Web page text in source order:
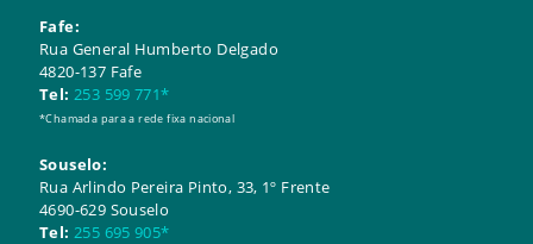
Fafe:
Rua General Humberto Delgado
4820-137 Fafe
Tel: 253 599 771*
*Chamada para a rede fixa nacional
Souselo:
​​Rua Arlindo Pereira Pinto, 33, 1º Frente
4690-629 Souselo
Tel: 255 695 905*